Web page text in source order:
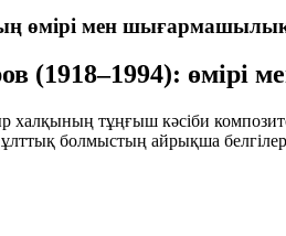
өмірі мен
(1918–1994):
тұңғыш кәсіби
болмыстың айрықша